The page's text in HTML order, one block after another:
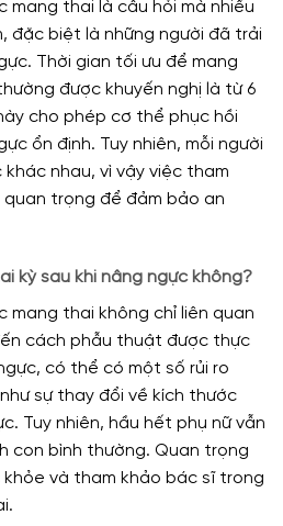
mang thai là câu hỏi mà nhiều
đặc biệt là những người đã trải
Thời gian tối ưu để mang
được khuyến nghị là từ 6
cho phép cơ thể phục hồi
ổn định. Tuy nhiên, mỗi người
nhau, vì vậy việc tham
quan trọng để đảm bảo an
kỳ sau khi nâng ngực không?
mang thai không chỉ liên quan
cách phẫu thuật được thực
có thể có một số rủi ro
sự thay đổi về kích thước
Tuy nhiên, hầu hết phụ nữ vẫn
con bình thường. Quan trọng
khỏe và tham khảo bác sĩ trong